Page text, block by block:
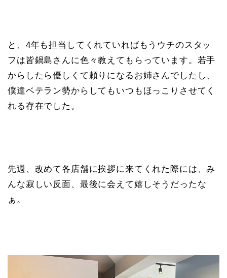
と、4年も担当してくれていればもうウチのスタッ
フは皆鍋島さんに色々教えてもらっています。若手
からしたら優しくて頼りになるお姉さんでしたし、
僕達ベテラン勢からしてもいつもほっこりさせてく
れる存在でした。
先週、改めて各店舗に挨拶に来てくれた際には、み
んな寂しい反面、最後に会えて嬉しそうだったな
ぁ。